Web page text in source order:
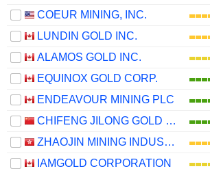
COEUR MINING, INC.
LUNDIN GOLD INC.
ALAMOS GOLD INC.
EQUINOX GOLD CORP.
ENDEAVOUR MINING PLC
CHIFENG JILONG GOLD MINING GROUP LIMITED
ZHAOJIN MINING INDUSTRY COMPANY LIMITED
IAMGOLD CORPORATION